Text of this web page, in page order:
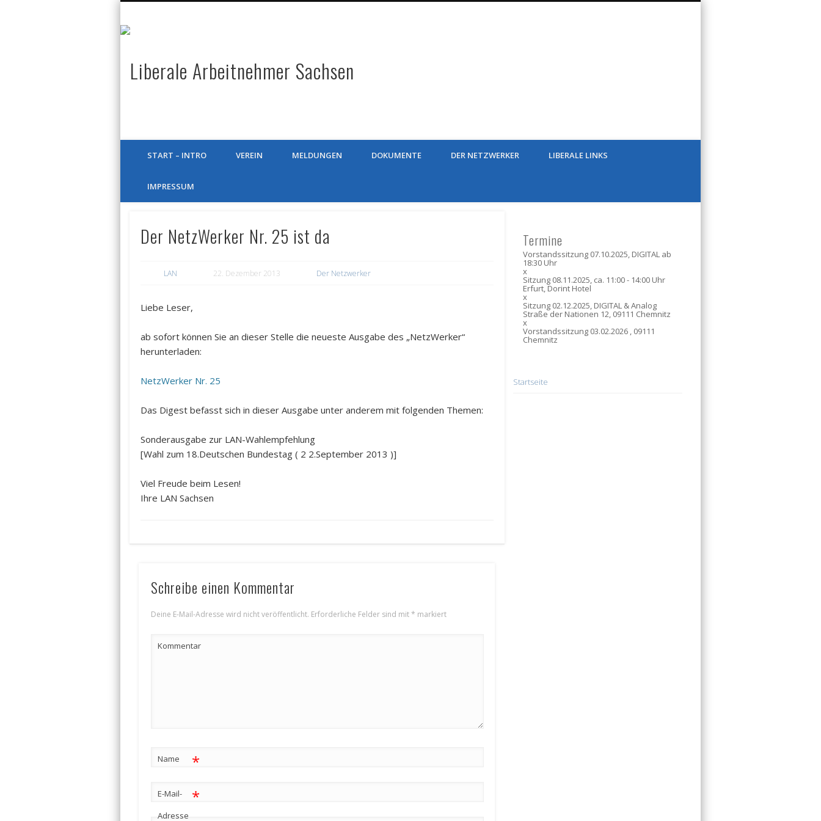
START – INTRO VEREIN MELDUNGEN DOKUMENTE DER NETZWERKER LIBERALE LINKS
IMPRESSUM
Der NetzWerker Nr. 25 ist da
LAN 22. Dezember 2013 Der Netzwerker
Liebe Leser,
ab sofort können Sie an dieser Stelle die neueste Ausgabe des „NetzWerker“
herunterladen:
NetzWerker Nr. 25
Das Digest befasst sich in dieser Ausgabe unter anderem mit folgenden Themen:
Sonderausgabe zur LAN-Wahlempfehlung
[Wahl zum 18.Deutschen Bundestag ( 2 2.September 2013 )]
Viel Freude beim Lesen!
Ihre LAN Sachsen
Schreibe einen Kommentar
Deine E-Mail-Adresse wird nicht veröffentlicht. Erforderliche Felder sind mit* markiert
Kommentar
Name *
E-Mail-
Adresse
*
Termine
Vorstandssitzung 07.10.2025, DIGITAL ab
18:30 Uhr
x
Sitzung 08.11.2025, ca. 11:00 - 14:00 Uhr
Erfurt, Dorint Hotel
x
Sitzung 02.12.2025, DIGITAL & Analog
Straße der Nationen 12, 09111 Chemnitz
x
Vorstandssitzung 03.02.2026 , 09111
Chemnitz
Startseite